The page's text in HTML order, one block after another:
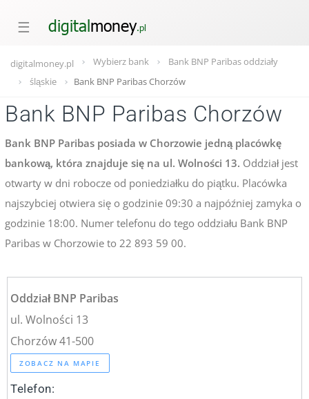
☰
digitalmoney.pl Wybierz bank
Bank BNP Paribas oddziały
śląskie
Bank BNP Paribas Chorzów
Bank BNP Paribas Chorzów
Bank BNP Paribas posiada w Chorzowie jedną placówkę
bankową, która znajduje się na ul. Wolności 13. Oddział jest
otwarty w dni robocze od poniedziałku do piątku. Placówka
najszybciej otwiera się o godzinie 09:30 a najpóźniej zamyka o
godzinie 18:00. Numer telefonu do tego oddziału Bank BNP
Paribas w Chorzowie to 22 893 59 00.
Oddział BNP Paribas
ul. Wolności 13
Chorzów 41-500
ZOBACZ NA MAPIE
Telefon: